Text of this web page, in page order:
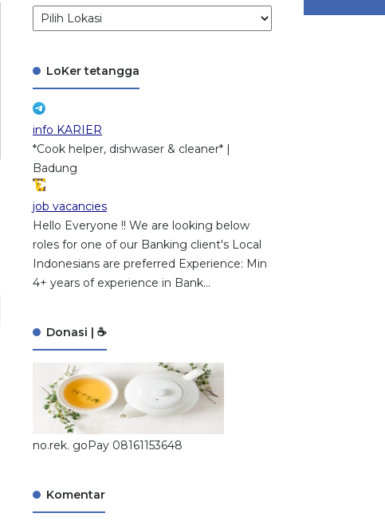
LoKer tetangga
info KARIER
*Cook helper, dishwaser & cleaner* |
Badung
job vacancies
Hello Everyone !! We are looking below
roles for one of our Banking client's Local
Indonesians are preferred Experience: Min
4+ years of experience in Bank...
Donasi | ☕
no.rek. goPay 08161153648
Komentar